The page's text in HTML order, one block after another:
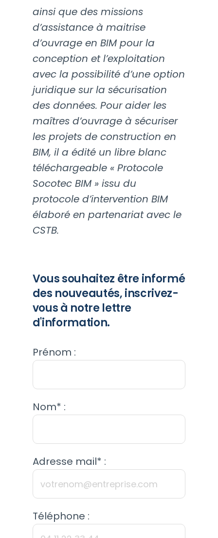
ainsi que des missions
d’assistance à maitrise
d’ouvrage en BIM pour la
conception et l’exploitation
avec la possibilité d’une option
juridique sur la sécurisation
des données. Pour aider les
maîtres d’ouvrage à sécuriser
les projets de construction en
BIM, il a édité un libre blanc
téléchargeable « Protocole
Socotec BIM » issu du
protocole d’intervention BIM
élaboré en partenariat avec le
CSTB.
Vous souhaitez être informé
des nouveautés, inscrivez-
vous à notre lettre
d'information.
Prénom :
Nom* :
Adresse mail* :
Téléphone :